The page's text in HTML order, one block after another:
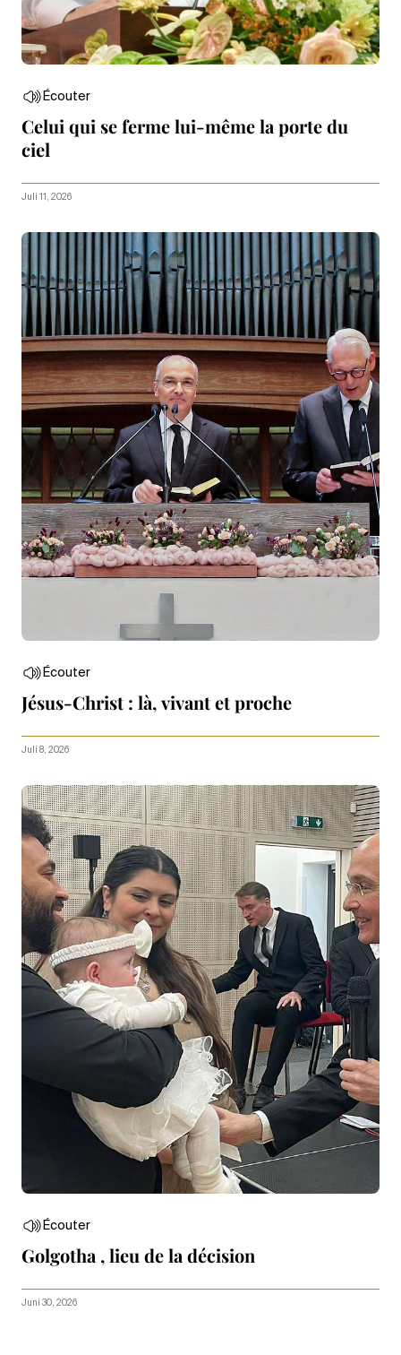
Écouter
Celui qui se ferme lui-même la porte du
ciel
Juli 11, 2026
Écouter
Jésus-Christ : là, vivant et proche
Juli 8, 2026
Écouter
Golgotha , lieu de la décision
Juni 30, 2026